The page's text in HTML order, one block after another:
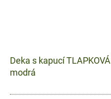
Deka s kapucí
modrá